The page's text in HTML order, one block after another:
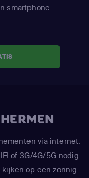
smartphone
via internet.
of 3G/4G/5G nodig.
op een zonnig